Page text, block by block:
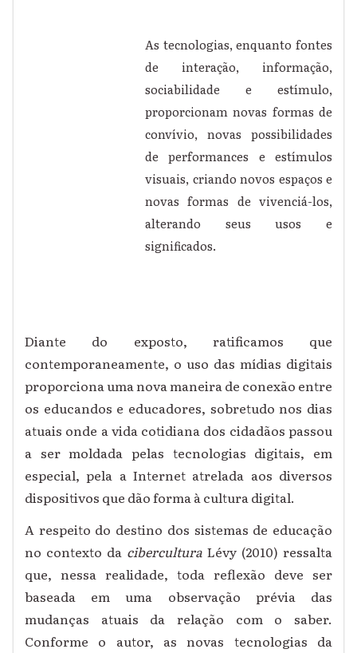
As tecnologias, enquanto fontes
de interação, informação,
sociabilidade e estímulo,
proporcionam novas formas de
convívio, novas possibilidades
de performances e estímulos
visuais, criando novos espaços e
novas formas de vivenciá-los,
alterando seus usos e
significados.
Diante do exposto, ratificamos que
contemporaneamente, o uso das mídias digitais
proporciona uma nova maneira de conexão entre
os educandos e educadores, sobretudo nos dias
atuais onde a vida cotidiana dos cidadãos passou
a ser moldada pelas tecnologias digitais, em
especial, pela a Internet atrelada aos diversos
dispositivos que dão forma à cultura digital.
A respeito do destino dos sistemas de educação
no contexto da cibercultura Lévy (2010) ressalta
que, nessa realidade, toda reflexão deve ser
baseada em uma observação prévia das
mudanças atuais da relação com o saber.
Conforme o autor, as novas tecnologias da